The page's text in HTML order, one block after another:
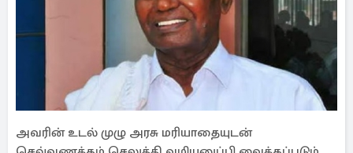
அவரின் உடல் முழு அரசு மரியாதையுடன்